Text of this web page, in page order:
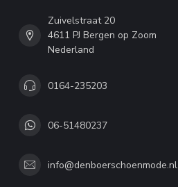
Zuivelstraat 20
4611 PJ Bergen op Zoom
Nederland
0164-235203
06-51480237
info@denboerschoenmode.nl